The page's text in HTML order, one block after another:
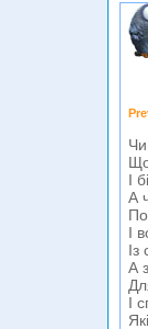
І
А
І
Із
А
І